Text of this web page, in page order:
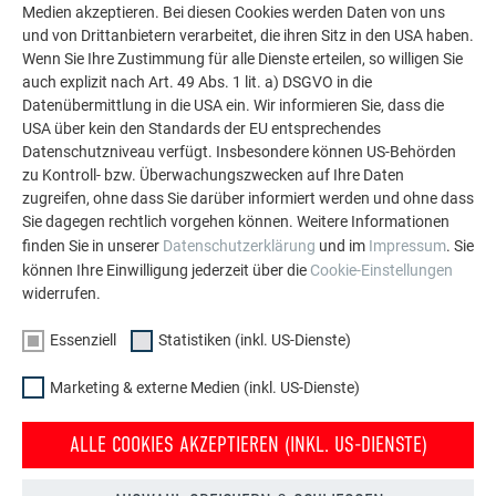
Die PREFA Referenzgalerie zeigt, wie vielseitig
Aluminium eingesetzt werden kann. Entdecken Sie
weitere beeindruckende Projekte mit den langlebigen
PREFA Aluminiumlösungen für Dach, Solar und
Fassade.
MEHR REFERENZEN ANSEHEN
Medien akzeptieren. Bei diesen Cookies werden Daten von uns
und von Drittanbietern verarbeitet, die ihren Sitz in den USA haben.
Wenn Sie Ihre Zustimmung für alle Dienste erteilen, so willigen Sie
auch explizit nach Art. 49 Abs. 1 lit. a) DSGVO in die
Datenübermittlung in die USA ein. Wir informieren Sie, dass die
USA über kein den Standards der EU entsprechendes
Datenschutzniveau verfügt. Insbesondere können US-Behörden
zu Kontroll- bzw. Überwachungszwecken auf Ihre Daten
zugreifen, ohne dass Sie darüber informiert werden und ohne dass
Sie dagegen rechtlich vorgehen können. Weitere Informationen
finden Sie in unserer Datenschutzerklärung und im Impressum. Sie
können Ihre Einwilligung jederzeit über die Cookie-Einstellungen
widerrufen.
Essenziell Statistiken (inkl. US-Dienste)
Marketing & externe Medien (inkl. US-Dienste)
ALLE COOKIES AKZEPTIEREN (INKL. US-DIENSTE)